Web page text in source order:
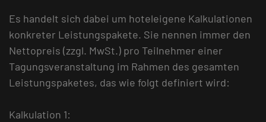
Es handelt sich dabei um hoteleigene Kalkulationen
konkreter Leistungspakete. Sie nennen immer den
Nettopreis (zzgl. MwSt.) pro Teilnehmer einer
Tagungsveranstaltung im Rahmen des gesamten
Leistungspaketes, das wie folgt definiert wird:
Kalkulation 1: